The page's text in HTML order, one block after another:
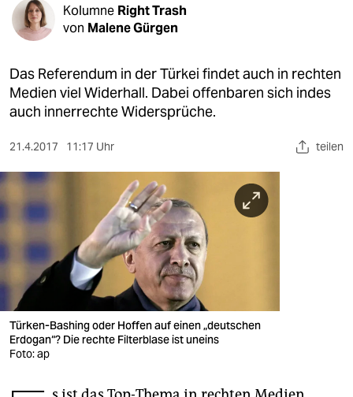
kultur
berlin
verlag
veranstaltungen
shop
fragen & hilfe
unterstützen
abo
Kolumne Right Trash
von Malene Gürgen
Das Referendum in der Türkei findet auch in rechten
Medien viel Widerhall. Dabei offenbaren sich indes
auch innerrechte Widersprüche.
21.4.2017 11:17 Uhr teilen
Türken-Bashing oder Hoffen auf einen „deutschen
Erdogan“? Die rechte Filterblase ist uneins
Foto: ap